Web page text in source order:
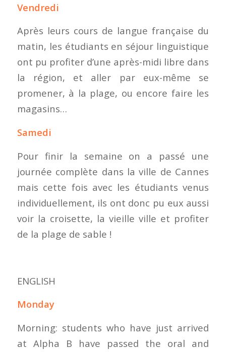
Vendredi
Après leurs cours de langue française du
matin, les étudiants en séjour linguistique
ont pu profiter d’une après-midi libre dans
la région, et aller par eux-même se
promener, à la plage, ou encore faire les
magasins…
Samedi
Pour finir la semaine on a passé une
journée complète dans la ville de Cannes
mais cette fois avec les étudiants venus
individuellement, ils ont donc pu eux aussi
voir la croisette, la vieille ville et profiter
de la plage de sable !
ENGLISH
Monday
Morning: students who have just arrived
at Alpha B have passed the oral and